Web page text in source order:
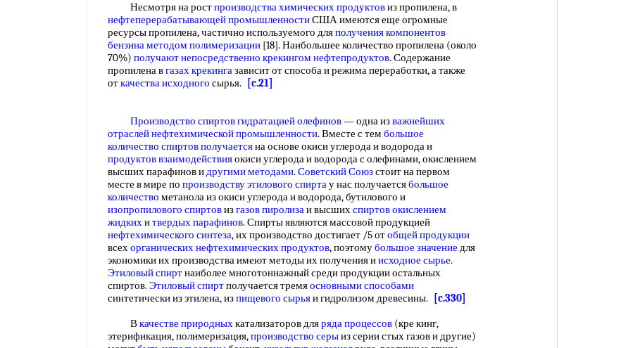
Несмотря на ростпроизводства химических продуктовиз пропилена, в
нефтеперерабатывающей промышленностиСША имеются еще огромные
ресурсы пропилена, частично используемого дляполучения компонентов
бензинаметодом полимеризации [18]. Наибольшее количество пропилена (около
70%) получают непосредственно крекингом нефтепродуктов. Содержание
пропилена вгазах крекингазависит от способа и режима переработки, а также
откачества исходного сырья. [c.21]
Производство спиртов гидратацией олефинов— одна изважнейших
отраслейнефтехимической промышленности. Вместе с тем большое
количество спиртов получаетсяна основе окиси углерода и водорода и
продуктов взаимодействияокиси углерода и водорода с олефинами, окислением
высших парафинов идругими методами.Советский Союзстоит на первом
месте в мире по производству этилового спиртау нас получаетсябольшое
количество метанола из окиси углерода и водорода, бутилового и
изопропилового спиртовизгазов пиролизаи высшихспиртов окислением
жидкихитвердых парафинов. Спирты являются массовой продукцией
нефтехимического синтеза, их производство достигает /5 отобщей продукции
всехорганических нефтехимических продуктов, поэтомубольшое значение для
экономики их производства имеют методы их получения иисходное сырье.
Этиловый спиртнаиболее многотоннажный среди продукции остальных
спиртов.Этиловый спиртполучается тремяосновными способами
синтетически из этилена, изпищевого сырьяи гидролизом древесины.
[c.330]
Вкачестве природныхкатализаторов дляряда процессов (кре кинг,
этерификация, полимеризация,производство серыиз серии стых газов и другие)